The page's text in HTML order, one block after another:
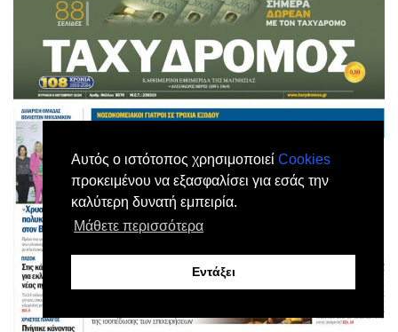
Αυτός ο ιστότοπος χρησιμοποιεί Cookies
προκειμένου να εξασφαλίσει για εσάς την
καλύτερη δυνατή εμπειρία.
Μάθετε περισσότερα
Εντάξει